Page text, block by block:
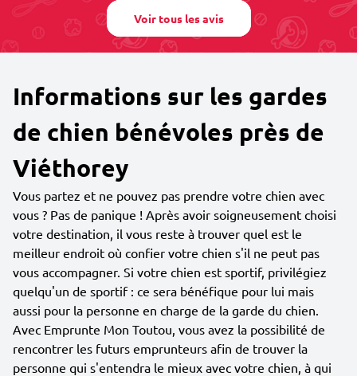
Voir tous les avis
Informations sur les gardes
de chien bénévoles près de
Viéthorey
Vous partez et ne pouvez pas prendre votre chien avec
vous ? Pas de panique ! Après avoir soigneusement choisi
votre destination, il vous reste à trouver quel est le
meilleur endroit où confier votre chien s'il ne peut pas
vous accompagner. Si votre chien est sportif, privilégiez
quelqu'un de sportif : ce sera bénéfique pour lui mais
aussi pour la personne en charge de la garde du chien.
Avec Emprunte Mon Toutou, vous avez la possibilité de
rencontrer les futurs emprunteurs afin de trouver la
personne qui s'entendra le mieux avec votre chien, à qui